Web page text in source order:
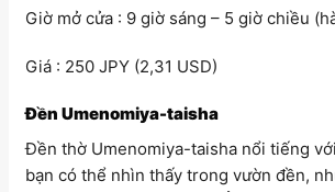
Giờ mở cửa : 9 giờ sáng – 5 giờ chiều
Giá : 250 JPY (2,31 USD)
Đền Umenomiya-taisha
Đền thờ Umenomiya-taisha nổi tiếng
bạn có thể nhìn thấy trong vườn đền,